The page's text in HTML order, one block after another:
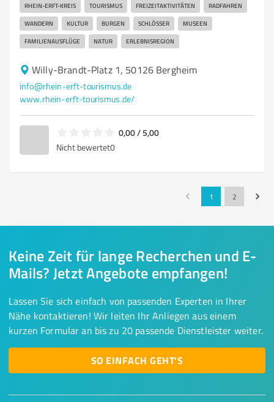
RHEIN-ERFT-KREIS TOURISMUS FREIZEITAKTIVITÄTEN RADFAHREN
WANDERN KULTUR BURGEN SCHLÖSSER MUSEEN
FAMILIENAUSFLÜGE NATUR ERLEBNISREGION
Willy-Brandt-Platz 1, 50126 Bergheim
info@rhein-erft-tourismus.de
www.rhein-erft-tourismus.de/
0,00 / 5,00
Nicht bewertet0
1 2
Keine Zeit für lange Recherchen und E-
Mails? Jetzt Angebote empfangen!
Lassen Sie sich einfach von passenden Experten in Ihrer
Nähe kontaktieren! Wir leiten Ihr Anliegen aus einem
kurzen Formular an bis zu 20 passende Dienstleister weiter.
SO EINFACH GEHT'S